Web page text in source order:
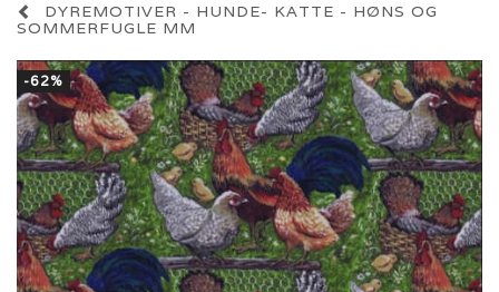
DYREMOTIVER - HUNDE- KATTE - HØNS OG
SOMMERFUGLE MM
-62%